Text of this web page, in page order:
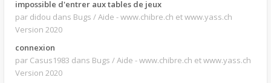
impossible d'entrer aux tables de jeux
par didou dans Bugs / Aide - www.chibre.ch et www.yass.ch
Version 2020
connexion
par Casus1983 dans Bugs / Aide - www.chibre.ch et www.yass.ch
Version 2020